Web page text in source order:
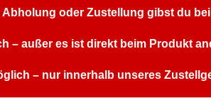
oder Zustellung gibst du
– außer es ist direkt beim Produkt
– nur innerhalb unseres